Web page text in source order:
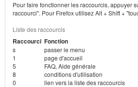
Pour faire fonctionner les raccourcis, appuyer
raccourci". Pour Firefox utilisez Alt + Shift +
Liste des raccourcis
Raccourci Fonction
s
passer le menu
1
page d'accueil
5
FAQ, Aide générale
8
conditions d'utilisation
0
lien vers la liste des raccourcis